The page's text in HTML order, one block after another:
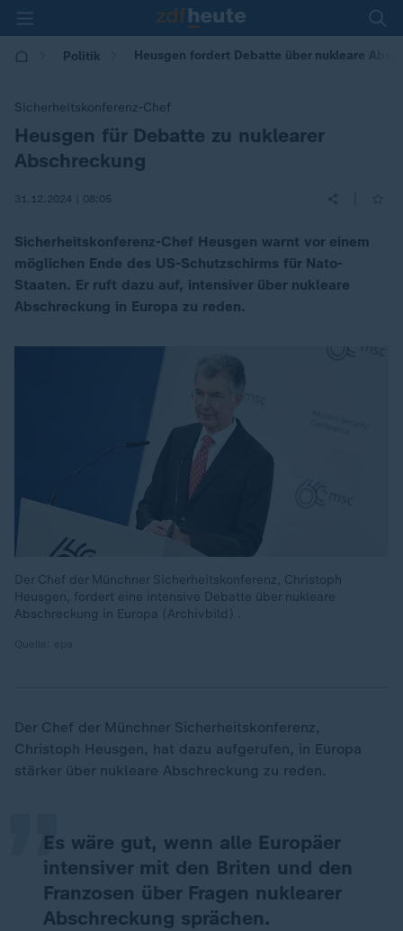
Politik Heusgen fordert Debatte über nukleare
Sicherheitskonferenz-Chef
:Heusgen für Debatte zu nuklearer
Abschreckung
31.12.2024 | 08:05
Sicherheitskonferenz-Chef Heusgen warnt vor einem
möglichen Ende des US-Schutzschirms für Nato-
Staaten. Er ruft dazu auf, intensiver über nukleare
Abschreckung in Europa zu reden.
Der Chef der Münchner Sicherheitskonferenz, Christoph
Heusgen, fordert eine intensive Debatte über nukleare
Abschreckung in Europa (Archivbild) .
Der Chef der Münchner Sicherheitskonferenz,
Christoph Heusgen, hat dazu aufgerufen, in Europa
stärker über nukleare Abschreckung zu reden.
Es wäre gut, wenn alle Europäer
intensiver mit den Briten und den
Franzosen über Fragen nuklearer
Abschreckung sprächen.
„